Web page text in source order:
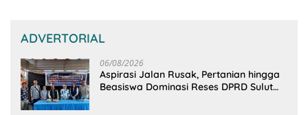
ADVERTORIAL
06/08/2026
Aspirasi Jalan Rusak, Pertanian hingga
Beasiswa Dominasi Reses DPRD Sulut